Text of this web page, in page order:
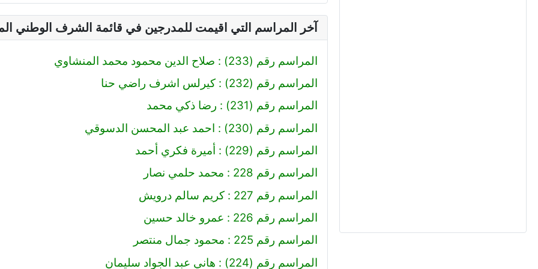
آخر المراسم التي اقيمت للمدرجين في قائمة الشرف الوطني
المراسم رقم (233) : صلاح الدين محمود محمد المنشاوي
المراسم رقم (232) : كيرلس اشرف راضي حنا
المراسم رقم (231) : رضا ذكي محمد
المراسم رقم (230) : احمد عبد المحسن الدسوقي
المراسم رقم (229) : أميرة فكري أحمد
المراسم رقم 228 : محمد حلمي نصار
المراسم رقم 227 : كريم سالم درويش
المراسم رقم 226 : عمرو خالد حسين
المراسم رقم 225 : محمود جمال منتصر
المراسم رقم (224) : هاني عبد الجواد سليمان